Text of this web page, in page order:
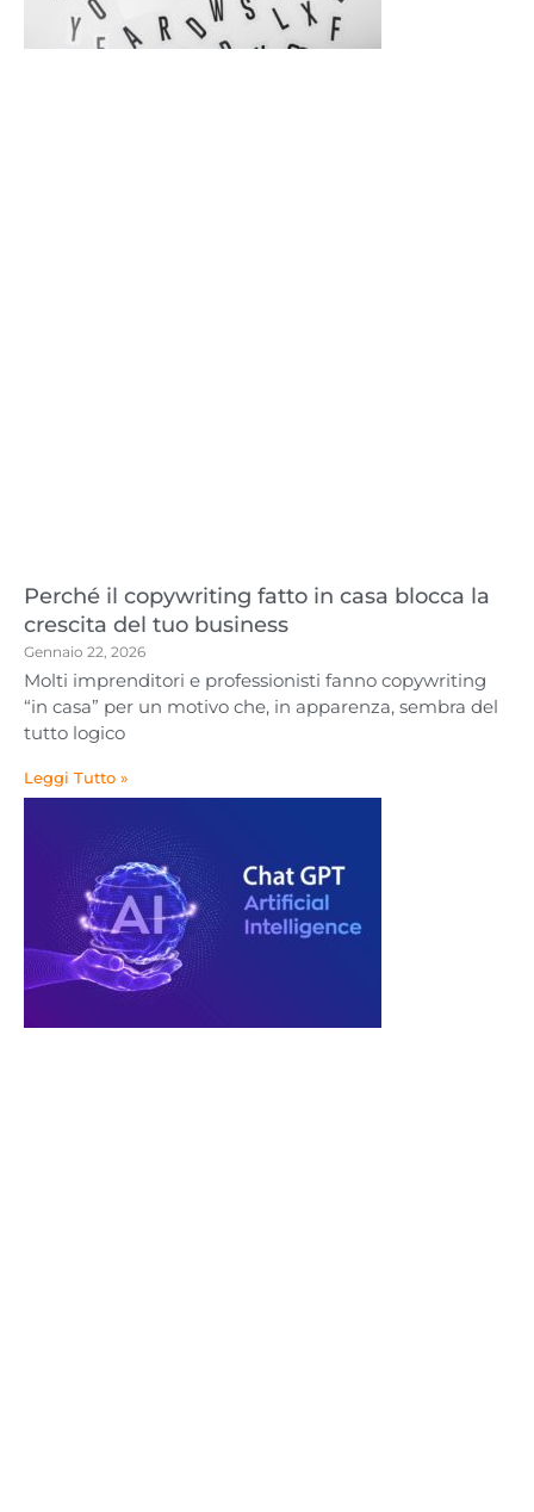
Perché il copywriting fatto in casa blocca la
crescita del tuo business
Gennaio 22, 2026
Molti imprenditori e professionisti fanno copywriting
“in casa” per un motivo che, in apparenza, sembra del
tutto logico
Leggi Tutto »